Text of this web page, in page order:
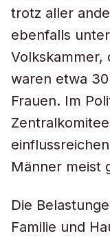
trotz aller
ebenfalls
Volkskammer,
waren etwa
Frauen. Im
Männer meist
Die
Familie und